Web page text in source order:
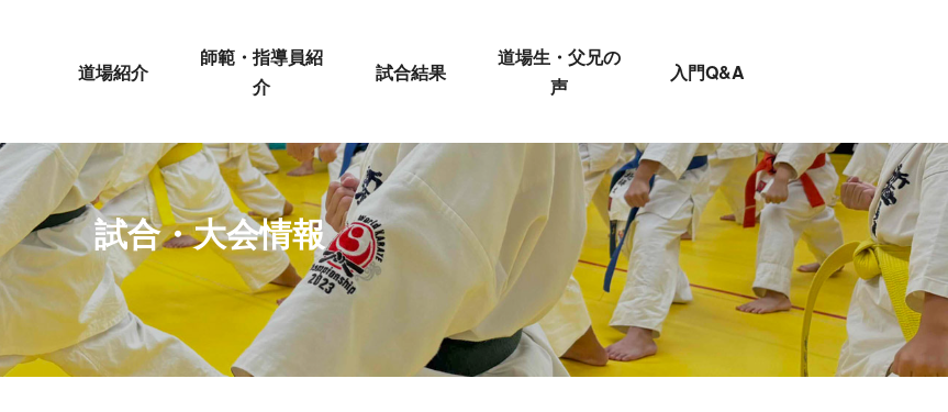
道場紹介
師範・指導員紹
介
試合結果
道場生・父兄の
声
入門Q&A
試合・大会情報